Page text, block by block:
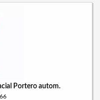
Portero autom.